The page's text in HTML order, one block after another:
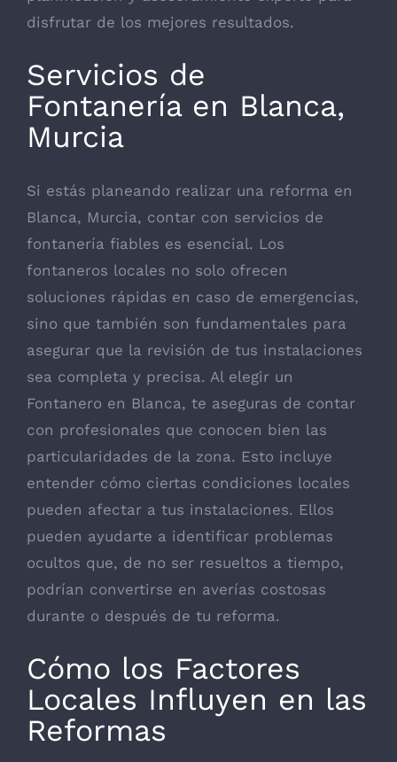
disfrutar de los mejores resultados.
Servicios de
Fontanería en Blanca,
Murcia
Si estás planeando realizar una reforma en
Blanca, Murcia, contar con servicios de
fontanería fiables es esencial. Los
fontaneros locales no solo ofrecen
soluciones rápidas en caso de emergencias,
sino que también son fundamentales para
asegurar que la revisión de tus instalaciones
sea completa y precisa. Al elegir un
Fontanero en Blanca, te aseguras de contar
con profesionales que conocen bien las
particularidades de la zona. Esto incluye
entender cómo ciertas condiciones locales
pueden afectar a tus instalaciones. Ellos
pueden ayudarte a identificar problemas
ocultos que, de no ser resueltos a tiempo,
podrían convertirse en averías costosas
durante o después de tu reforma.
Cómo los Factores
Locales Influyen en las
Reformas